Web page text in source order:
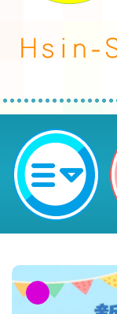
經濟部水
坊」簡章